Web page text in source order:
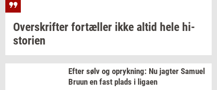
Over­skrif­ter for­tæl­ler ikke altid hele hi­
sto­ri­en
Efter sølv og op­ryk­ning: Nu jag­ter Samu­el
Bruun en fast plads i liga­en